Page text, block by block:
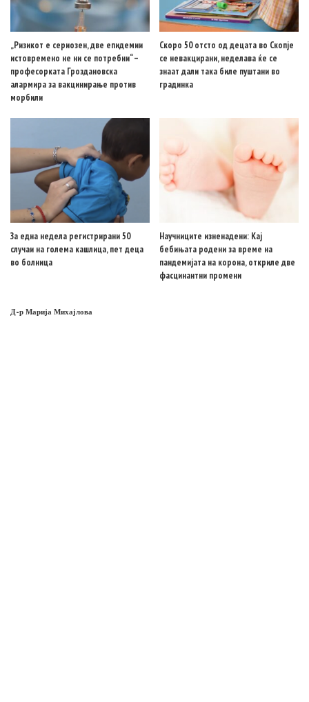
„Ризикот е сериозен, две епидемии
истовремено не ни се потребни“ –
професорката Гроздановска
алармира за вакцинирање против
морбили
Скоро 50 отсто од децата во Скопје
се невакцирани, неделава ќе се
знаат дали така биле пуштани во
градинка
За една недела регистрирани 50
случаи на голема кашлица, пет деца
во болница
Научниците изненадени: Кај
бебињата родени за време на
пандемијата на корона, откриле две
фасцинантни промени
Д-р Марија Михајлова